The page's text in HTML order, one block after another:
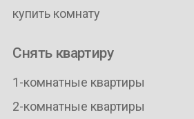
купить комнату
Снять квартиру
1-комнатные квартиры
2-комнатные квартиры